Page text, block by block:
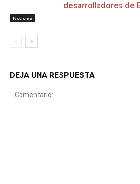
Noticias
desarrolladores de
DEJA UNA RESPUESTA